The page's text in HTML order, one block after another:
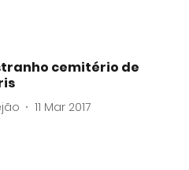
cemitério de
11 Mar 2017